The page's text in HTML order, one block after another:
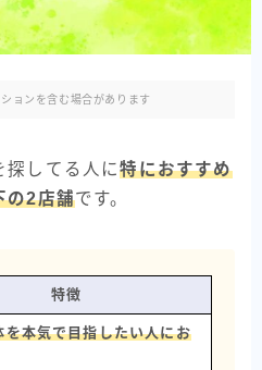
ョンを含む場合があります
探してる人に特におすすめ
の2店舗です。
特徴
を本気で目指したい人にお